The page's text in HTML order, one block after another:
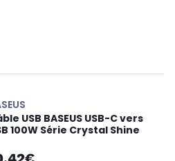
USB BASEUS USB-C vers
100W Série Crystal Shine